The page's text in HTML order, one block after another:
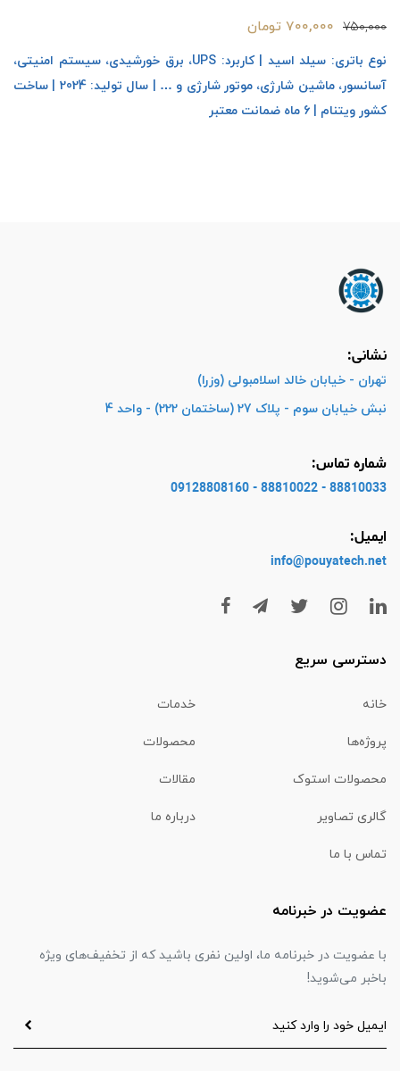
750,000 700,000 تومان
نوع باتری: سیلد اسید | کاربرد: UPS، برق خورشیدی، سیستم امنیتی،
آسانسور، ماشین شارژی، موتور شارژی و … | سال تولید: 2024 | ساخت
کشور ویتنام | 6 ماه ضمانت معتبر
نشانی:
تهران - خیابان خالد اسلامبولی (وزرا)
نبش خیابان سوم - پلاک 27 (ساختمان 222) - واحد 4
شماره تماس:
88810033 - 88810022 - 09128808160
ایمیل:
info@pouyatech.net
دسترسی سریع
خانه خدمات
پروژه‌ها محصولات
محصولات استوک مقالات
گالری تصاویر درباره ما
تماس با ما
عضویت در خبرنامه
با عضویت در خبرنامه ما، اولین نفری باشید که از تخفیف‌های ویژه
باخبر می‌شوید!